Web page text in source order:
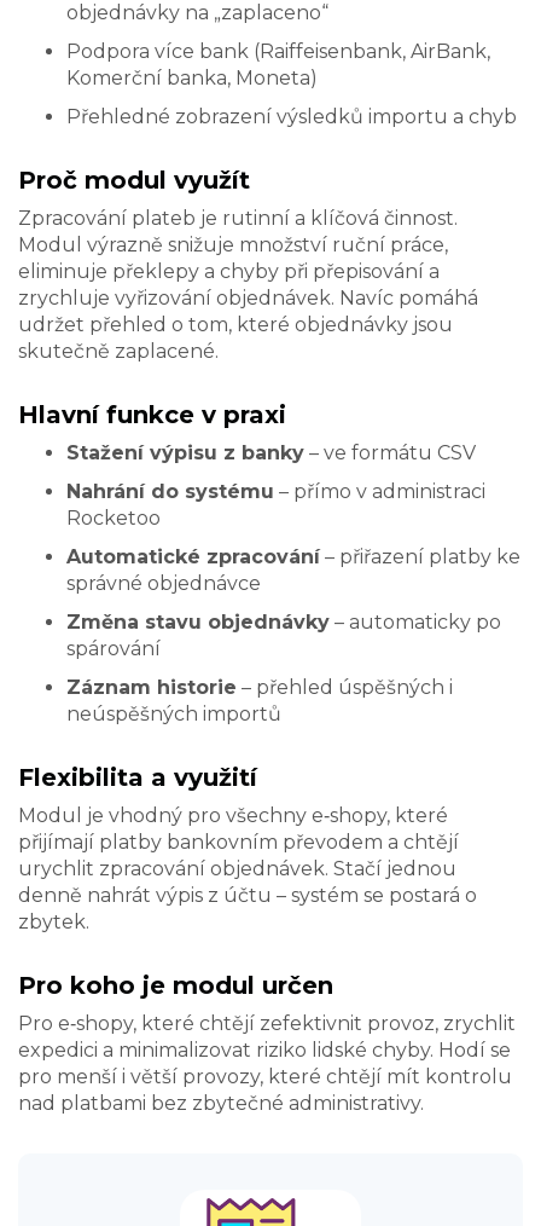
objednávky na „zaplaceno“
Podpora více bank (Raiffeisenbank, AirBank,
Komerční banka, Moneta)
Přehledné zobrazení výsledků importu a chyb
Proč modul využít
Zpracování plateb je rutinní a klíčová činnost.
Modul výrazně snižuje množství ruční práce,
eliminuje překlepy a chyby při přepisování a
zrychluje vyřizování objednávek. Navíc pomáhá
udržet přehled o tom, které objednávky jsou
skutečně zaplacené.
Hlavní funkce v praxi
Stažení výpisu z banky – ve formátu CSV
Nahrání do systému – přímo v administraci
Rocketoo
Automatické zpracování– přiřazení platby ke
správné objednávce
Změna stavu objednávky – automaticky po
spárování
Záznam historie – přehled úspěšných i
neúspěšných importů
Flexibilita a využití
Modul je vhodný pro všechny e‑shopy, které
přijímají platby bankovním převodem a chtějí
urychlit zpracování objednávek. Stačí jednou
denně nahrát výpis z účtu – systém se postará o
zbytek.
Pro koho je modul určen
Pro e‑shopy, které chtějí zefektivnit provoz, zrychlit
expedici a minimalizovat riziko lidské chyby. Hodí se
pro menší i větší provozy, které chtějí mít kontrolu
nad platbami bez zbytečné administrativy.